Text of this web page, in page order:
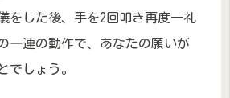
をした後、手を2回叩き再度一礼
一連の動作で、あなたの願いが
でしょう。